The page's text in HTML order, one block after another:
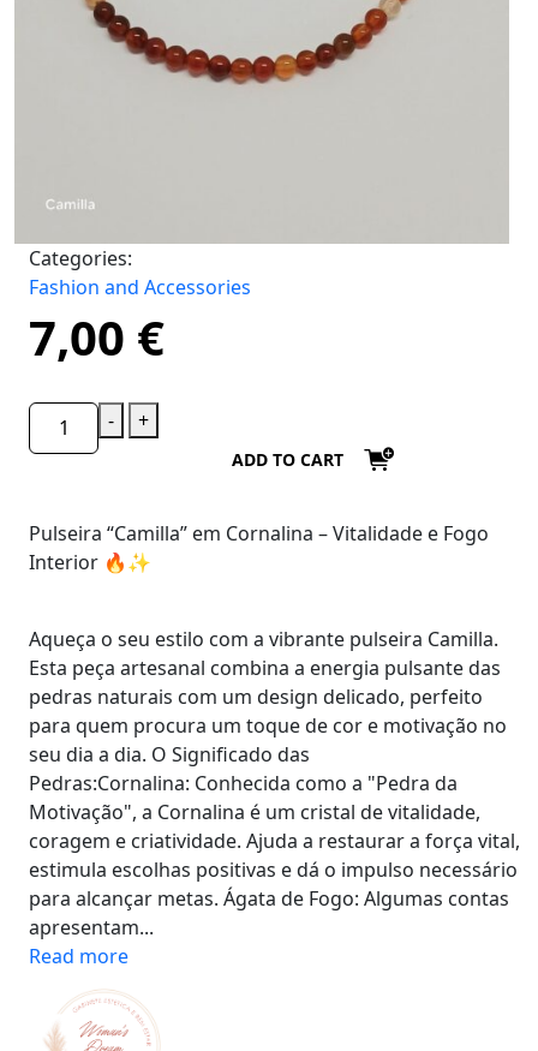
Categories:
Fashion and Accessories
7,00 €
- +
ADD TO CART
Pulseira “Camilla” em Cornalina – Vitalidade e Fogo
Interior 🔥✨
​Aqueça o seu estilo com a vibrante pulseira Camilla.
Esta peça artesanal combina a energia pulsante das
pedras naturais com um design delicado, perfeito
para quem procura um toque de cor e motivação no
seu dia a dia. O Significado das
Pedras:Cornalina: Conhecida como a "Pedra da
Motivação", a Cornalina é um cristal de vitalidade,
coragem e criatividade. Ajuda a restaurar a força vital,
estimula escolhas positivas e dá o impulso necessário
para alcançar metas. Ágata de Fogo: Algumas contas
apresentam...
Read more